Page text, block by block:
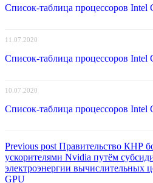
Список-таблица процессоров Intel
11.07.2020
Список-таблица процессоров Intel
10.07.2020
Список-таблица процессоров Intel
Навигация
по
Previous post Previous
post:
Правительство КНР
ускорителями Nvidia путём
электроэнергии вычислительных
GPU